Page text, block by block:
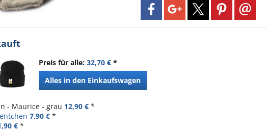
Preis für alle: 32,70 €*
Alles in den Einkaufswagen
- Maurice - grau 12,90 € *
7,90 € *
€ *